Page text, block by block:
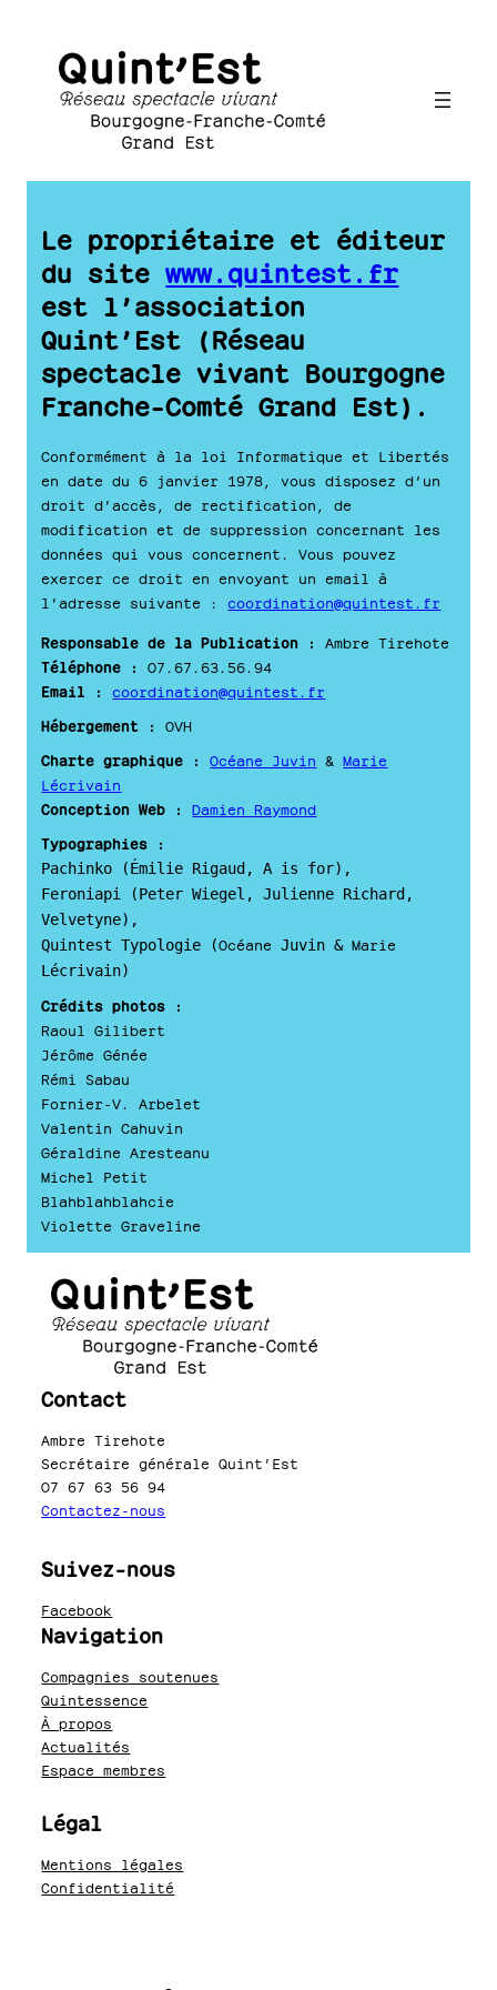
contenu
Le propriétaire et éditeur
du sitewww.quintest.fr
est l’association
Quint’Est (Réseau
spectacle vivant Bourgogne
Franche-Comté Grand Est).
Conformément à la loi Informatique et Libertés
en date du 6 janvier 1978, vous disposez d’un
droit d’accès, de rectification, de
modification et de suppression concernant les
données qui vous concernent. Vous pouvez
exercer ce droit en envoyant un email à
l’adresse suivante :coordination@quintest.fr
Responsable de la Publication :
Ambre Tirehote
Téléphone :
07.67.63.56.94
Email :
coordination@quintest.fr
Hébergement :OVH
Charte graphique :
Océane Juvin &Marie
Lécrivain
Conception Web :
Damien Raymond
Typographies :
Pachinko (Émilie Rigaud, A is for),
Feroniapi (Peter Wiegel, Julienne Richard,
Velvetyne),
Quintest Typologie (OcéaneJuvin &Marie
Lécrivain)
Crédits photos :
Raoul Gilibert
Jérôme Génée
Rémi Sabau
Fornier-V. Arbelet
Valentin Cahuvin
Géraldine Aresteanu
Michel Petit
Blahblahblahcie
Violette Graveline
Contact
Ambre Tirehote
Secrétaire générale Quint’Est
07 67 63 56 94
Contactez-nous
Suivez-nous
Facebook
Navigation
Compagnies soutenues
Quintessence
À propos
Actualités
Espace membres
Légal
Mentions légales
Confidentialité